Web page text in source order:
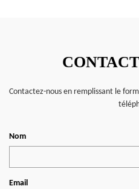
Contactez-nous en remplissant le
Nom
Email